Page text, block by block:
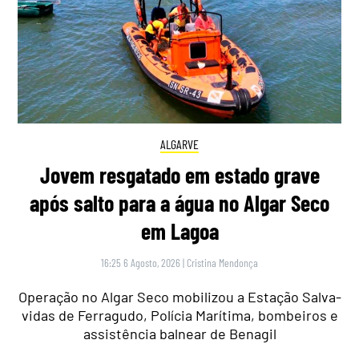
ALGARVE
Jovem resgatado em estado grave
após salto para a água no Algar Seco
em Lagoa
16:25 6 Agosto, 2026 | Cristina Mendonça
Operação no Algar Seco mobilizou a Estação Salva-
vidas de Ferragudo, Polícia Marítima, bombeiros e
assistência balnear de Benagil